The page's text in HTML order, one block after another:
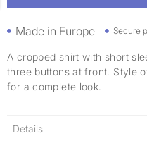
Made in Europe Secure
A cropped shirt with short
three buttons at front. Style
for a complete look.
Details